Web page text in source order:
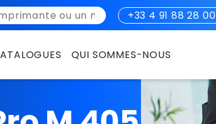
+33 4 91 88 28 00
CATALOGUE PÉRIPHÉRIQUES
QUI SOMMES-NOUS
SWITCH